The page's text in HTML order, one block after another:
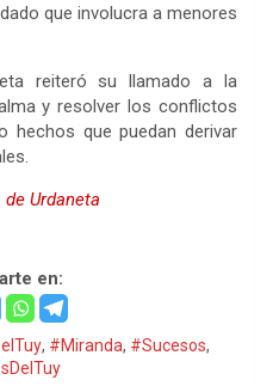
que involucra a menores
reiteró su llamado a la
y resolver los conflictos
hechos que puedan derivar
Urdaneta
en:
, #Miranda, #Sucesos,